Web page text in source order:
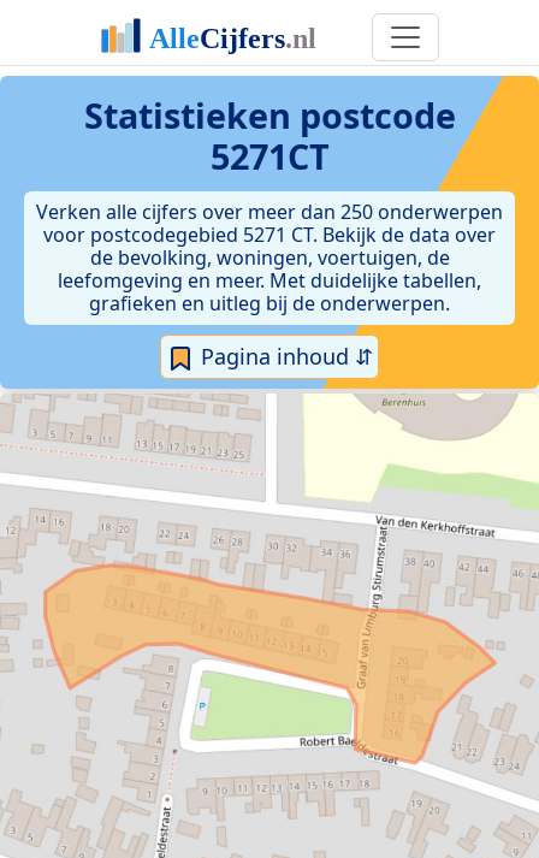
Statistieken postcode
5271CT
Verken alle cijfers over meer dan 250 onderwerpen
voor postcodegebied 5271 CT. Bekijk de data over
de bevolking, woningen, voertuigen, de
leefomgeving en meer. Met duidelijke tabellen,
grafieken en uitleg bij de onderwerpen.
Pagina inhoud ⇵